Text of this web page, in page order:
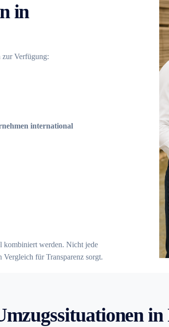
in
zur Verfügung:
international
kombiniert werden. Nicht jede
für Transparenz sorgt.